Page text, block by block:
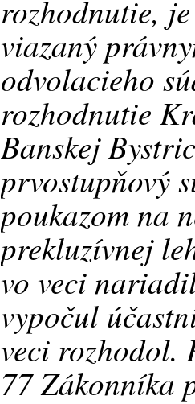
rozhodnutie,
viazaný
odvolacieho
rozhodnutie
Banskej
prvostupňový
poukazom na
prekluzívnej
vo veci
vypočul
veci rozhodol.
77 Zákonníka